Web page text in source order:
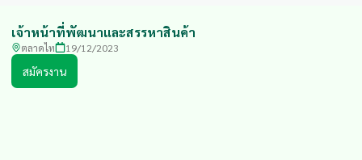
เจ้าหน้าที่พัฒนาและสรรหาสินค้า
ตลาดไท 19/12/2023
สมัครงาน